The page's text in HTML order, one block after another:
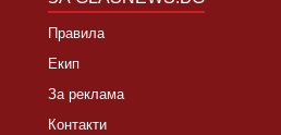
Правила
Екип
За реклама
Контакти